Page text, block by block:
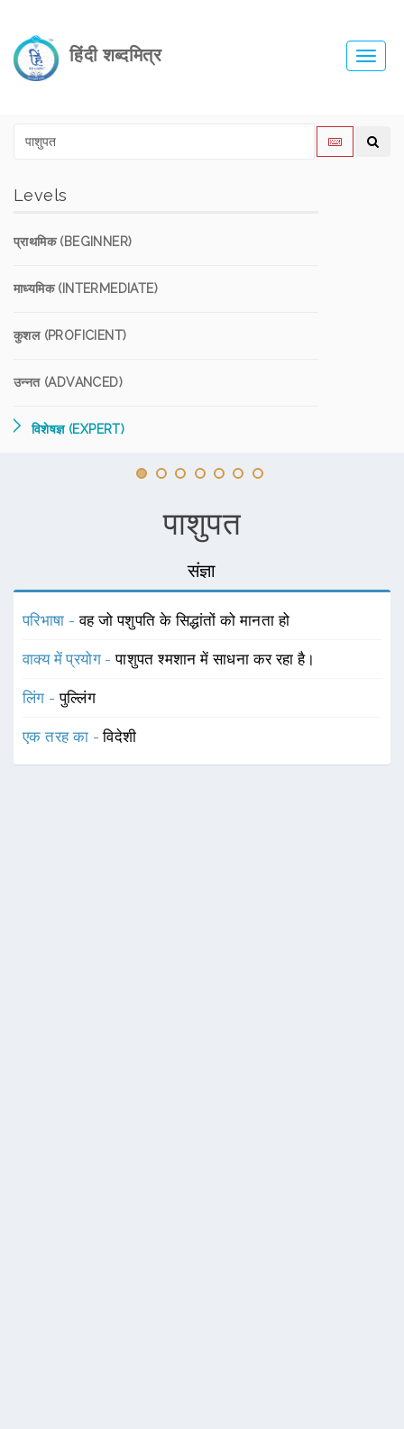
हिंदी शब्दमित्र
Levels
प्राथमिक (BEGINNER)
माध्यमिक (INTERMEDIATE)
कुशल (PROFICIENT)
उन्नत (ADVANCED)
विशेषज्ञ (EXPERT)
पाशुपत
संज्ञा
परिभाषा -वह जो पशुपति के सिद्धांतों को मानता हो
वाक्य में प्रयोग -पाशुपत श्मशान में साधना कर रहा है।
लिंग -पुल्लिंग
एक तरह का -विदेशी